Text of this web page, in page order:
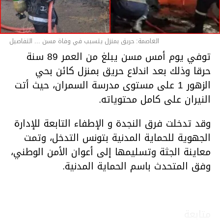
العاصمة: حريق بمنزل يتسبب في وفاة مسن ... التفاصيل
توفي يوم أمس مسن يبلغ من العمر 89 سنة
حرقا وذلك بعد اندلاع حريق بمنزل كائن بحي
الزهور 1 على مستوى مدرسة السمران، حيث أتت
النيران على كامل محتوياته.
وقد تدخلت فرق النجدة و الإطفاء التابعة للإدارة
الجهوية للحماية المدنية بتونس التدخل، وتمت
معاينة الجثة وتسليمها إلى أعوان الأمن الوطني،
وفق المتحدث باسم الحماية المدنية.